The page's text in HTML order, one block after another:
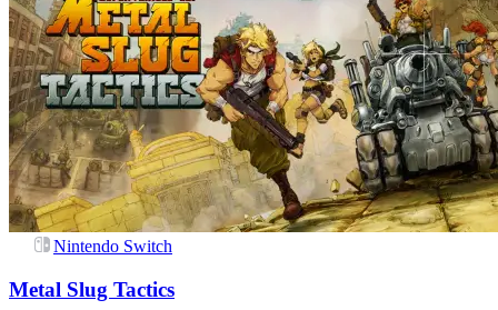
Nintendo Switch
Metal Slug Tactics